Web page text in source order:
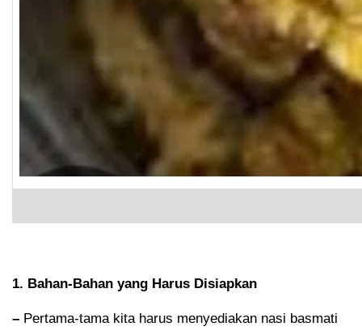
1. Bahan-Bahan yang Harus Disiapkan
– Pertama-tama kita harus menyediakan nasi basmati